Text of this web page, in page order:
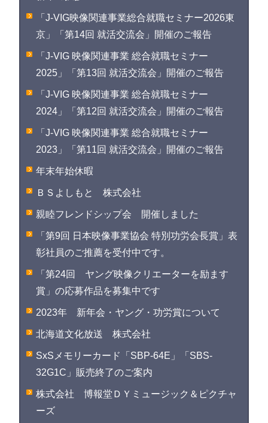
「J-VIG映像関連事業総合就職セミナー2026東
京」「第14回 就活交流会」開催のご報告
「J-VIG 映像関連事業 総合就職セミナー
2025」「第13回 就活交流会」開催のご報告
「J-VIG 映像関連事業 総合就職セミナー
2024」「第12回 就活交流会」開催のご報告
「J-VIG 映像関連事業 総合就職セミナー
2023」「第11回 就活交流会」開催のご報告
年末年始休暇
ＢＳよしもと 株式会社
親睦フレンドシップ会 開催しました
「第9回 日本映像事業協会 特別功労会長賞」表
彰社員のご推薦を受付中です。
「第24回 ヤング映像クリエーターを励ます
賞」の応募作品を募集中です
2023年 新年会・ヤング・功労賞について
北海道文化放送 株式会社
SxSメモリーカード「SBP-64E」「SBS-
32G1C」販売終了のご案内
株式会社 博報堂ＤＹミュージック＆ピクチャ
ーズ